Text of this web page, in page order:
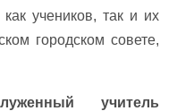
учеников, так и их
городском совете,
учитель